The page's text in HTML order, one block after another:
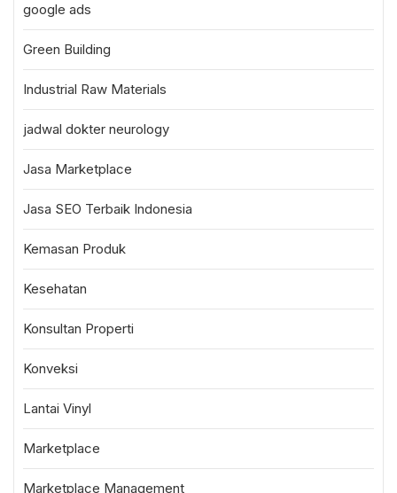
google ads
Green Building
Industrial Raw Materials
jadwal dokter neurology
Jasa Marketplace
Jasa SEO Terbaik Indonesia
Kemasan Produk
Kesehatan
Konsultan Properti
Konveksi
Lantai Vinyl
Marketplace
Marketplace Management